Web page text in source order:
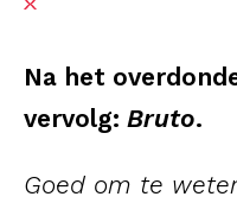
Na het
vervolg: Bruto.
Goed om te